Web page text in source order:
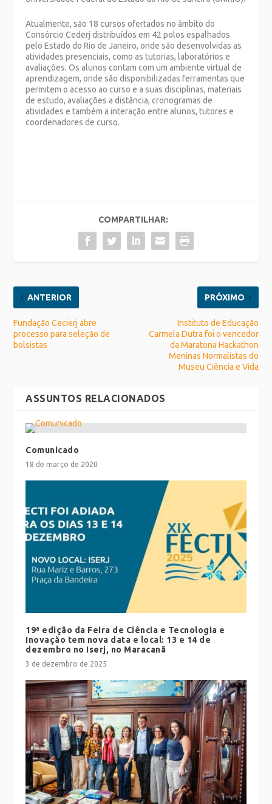
Atualmente, são 18 cursos ofertados no âmbito do
Consórcio Cederj distribuídos em 42 polos espalhados
pelo Estado do Rio de Janeiro, onde são desenvolvidas as
atividades presenciais, como as tutorias, laboratórios e
avaliações. Os alunos contam com um ambiente virtual de
aprendizagem, onde são disponibilizadas ferramentas que
permitem o acesso ao curso e a suas disciplinas, materiais
de estudo, avaliações a distância, cronogramas de
atividades e também a interação entre alunos, tutores e
coordenadores de curso.
COMPARTILHAR:
ANTERIOR
Fundação Cecierj abre
processo para seleção de
bolsistas
PRÓXIMO
Instituto de Educação
Carmela Dutra foi o vencedor
da Maratona Hackathon
Meninas Normalistas do
Museu Ciência e Vida
ASSUNTOS RELACIONADOS
Comunicado
18 de março de 2020
19ª edição da Feira de Ciência e Tecnologia e
Inovação tem nova data e local: 13 e 14 de
dezembro no Iserj, no Maracanã
3 de dezembro de 2025